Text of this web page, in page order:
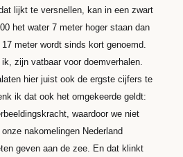
lijkt te versnellen, kan in een zwart
het water 7 meter hoger staan dan
meter wordt sinds kort genoemd.
zijn vatbaar voor doemverhalen.
hier juist ook de ergste cijfers te
ik dat ook het omgekeerde geldt:
waardoor we niet
nakomelingen Nederland
geven aan de zee. En dat klinkt